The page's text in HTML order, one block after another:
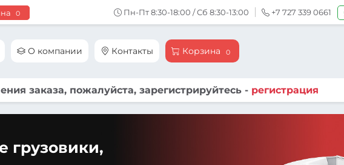
0 Пн-Пт 8:30-18:00 / Сб 8:30-13:00 +7 727 339 0661
О компании Контакты Корзина 0
заказа, пожалуйста, зарегистрируйтесь - регистрация
грузовики,